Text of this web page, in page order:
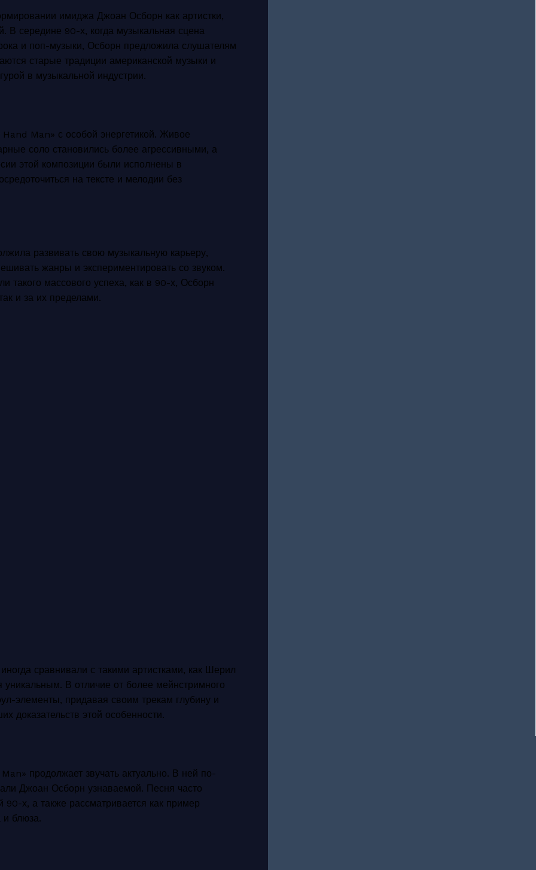
имиджа Джоан Осборн как артистки,
В середине 90-х, когда музыкальная сцена
и поп-музыки, Осборн предложила слушателям
старые традиции американской музыки и
в музыкальной индустрии.
Man» с особой энергетикой. Живое
соло становились более агрессивными, а
этой композиции были исполнены в
на тексте и мелодии без
развивать свою музыкальную карьеру,
жанры и экспериментировать со звуком.
такого массового успеха, как в 90-х, Осборн
и за их пределами.
сравнивали с такими артистками, как Шерил
уникальным. В отличие от более мейнстримного
элементы, придавая своим трекам глубину и
доказательств этой особенности.
продолжает звучать актуально. В ней по-
Джоан Осборн узнаваемой. Песня часто
90-х, а также рассматривается как пример
и блюза.